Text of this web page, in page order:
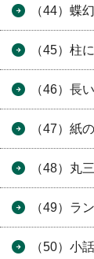
（44）蝶
（45）柱
（46）長
（47）紙
（48）丸
（49）ラ
（50）小話